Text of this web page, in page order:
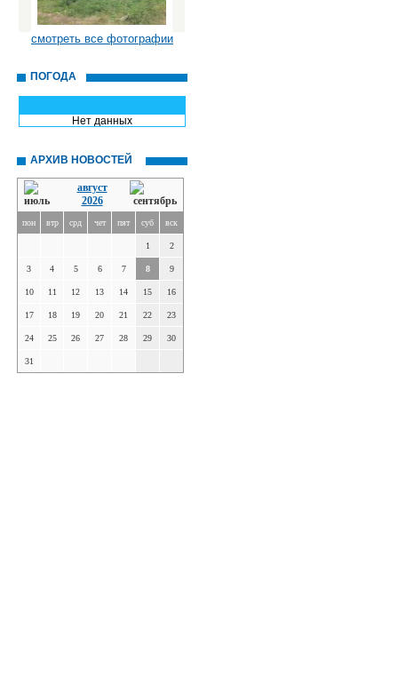
смотреть все фотографии
ПОГОДА
Нет данных
АРХИВ НОВОСТЕЙ
август
2026
пон втр срд чет пят суб вск
1 2
3 4 5 6 7 8 9
10 11 12 13 14 15 16
17 18 19 20 21 22 23
24 25 26 27 28 29 30
31